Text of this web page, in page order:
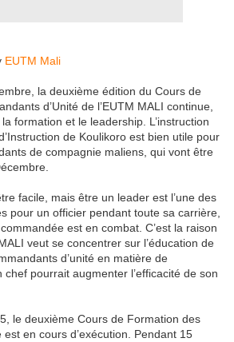
EUTM Mali
la deuxième édition du Cours de
d’Unité de l’EUTM MALI continue,
formation et le leadership. L’instruction
de Koulikoro est bien utile pour
de compagnie maliens, qui vont être
facile, mais être un leader est l’une des
pour un officier pendant toute sa carrière,
est en combat. C’est la raison
veut se concentrer sur l’éducation de
d’unité en matière de
pourrait augmenter l’efficacité de son
le deuxième Cours de Formation des
est en cours d’exécution. Pendant 15